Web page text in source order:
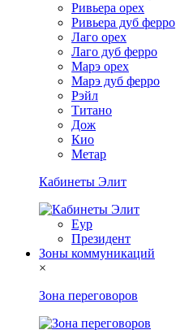
Ривьера орех
Ривьера дуб ферро
Лаго орех
Лаго дуб ферро
Марэ орех
Марэ дуб ферро
Рэйл
Титано
Дож
Кио
Метар
Кабинеты Элит
Еур
Президент
Зоны коммуникаций
×
Зона переговоров